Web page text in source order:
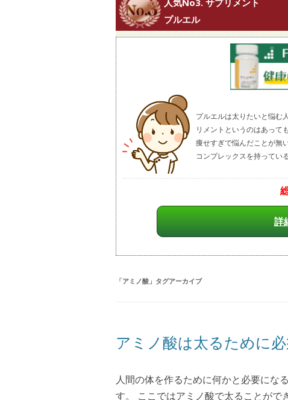
人気No3. サプリメント
プルエル
プルエルは太りたいと悩む
リメントというのはあって
痩せすぎで悩んだことが無
コンプレックスを持ってい
詳
「アミノ酸 」タグアーカイブ
アミノ酸は太るために
人間の体を作るために何かと必要にな
す。 ここではアミノ酸で太ることがで